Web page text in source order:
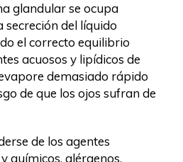
glandular se ocupa
del lí­quido
el correcto equilibrio
acuosos y lipí­dicos de
demasiado rápido
de que los ojos sufran de
de los agentes
quí­micos, alérgenos,